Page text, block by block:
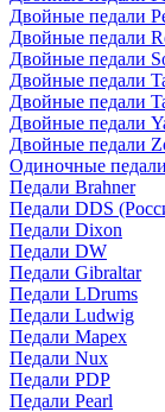
Двойные педали
Двойные педали
Двойные педали
Двойные педали
Двойные педали
Двойные педали
Двойные педали
Одиночные педали
Педали Brahner
Педали DDS
Педали Dixon
Педали DW
Педали Gibraltar
Педали LDrums
Педали Ludwig
Педали Mapex
Педали Nux
Педали PDP
Педали Pearl